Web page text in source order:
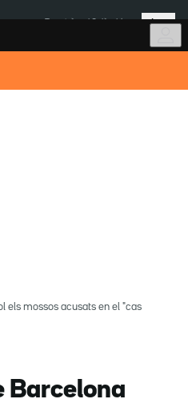
Més
els mossos acusats en el "cas
Barcelona